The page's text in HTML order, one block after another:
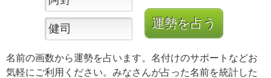
名前の画数から運勢を占います。名付けのサポートなどお
気軽にご利用ください。みなさんが占った名前を統計した